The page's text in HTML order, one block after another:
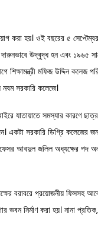
করা হয়। ওই বছরের ৫
উদ্বুদ্ধ হন এবং ১৯৬৫
মফিজ উদ্দিন কলেজ
নবম সরকারি কলেজে।
যাতায়াতে সমস্যার কারণে
একটা সরকারি ডিগ্রি
আবদুল জলিল অধ্যক্ষের পদ
বরাবরে প্রয়োজনীয় ফিসসহ
ভবন নির্মাণ করা হয়। নানা